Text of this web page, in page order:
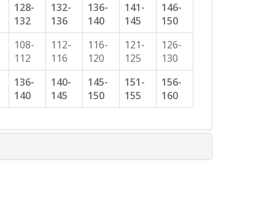
128-
132
132-
136
136-
140
141-
145
146-
150
108-
112
112-
116
116-
120
121-
125
126-
130
136-
140
140-
145
145-
150
151-
155
156-
160